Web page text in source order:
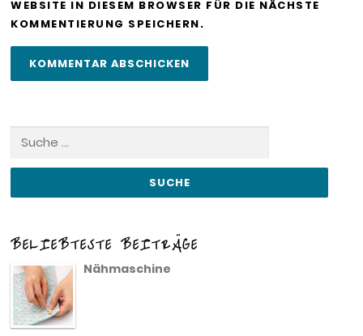
WEBSITE IN DIESEM BROWSER FÜR DIE NÄCHSTE
KOMMENTIERUNG SPEICHERN.
Suche
BELIEBTESTE BEITRÄGE
Nähmaschine